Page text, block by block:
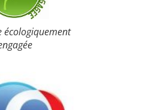
écologiquement